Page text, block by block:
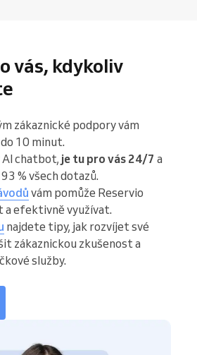
vás, kdykoliv
zákaznické podpory vám
10 minut.
AI chatbot, je tu pro vás 24/7 a
% všech dotazů.
vám pomůže Reservio
a efektivně využívat.
najdete tipy, jak rozvíjet své
zákaznickou zkušenost a
služby.